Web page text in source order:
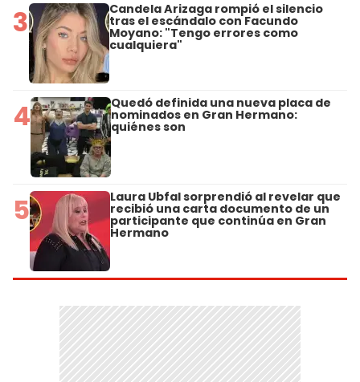
3 Candela Arizaga rompió el silencio
tras el escándalo con Facundo
Moyano: "Tengo errores como
cualquiera"
4 Quedó definida una nueva placa de
nominados en Gran Hermano:
quiénes son
5 Laura Ubfal sorprendió al revelar que
recibió una carta documento de un
participante que continúa en Gran
Hermano